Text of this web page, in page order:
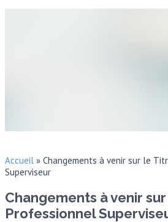
Accueil » Changements à venir sur le
Superviseur
Changements à venir
Professionnel